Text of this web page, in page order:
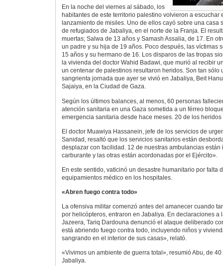
En la noche del viernes al sábado, los
habitantes de este territorio palestino volvieron a escuchar
lanzamiento de misiles. Uno de ellos cayó sobre una casa
de refugiados de Jabaliya, en el norte de la Franja. El
muertas; Salwa de 13 años y Samash Assalia, de 17. En
un padre y su hija de 19 años. Poco después, las víctimas
15 años y su hermano de 16. Los disparos de las tropas
la vivienda del doctor Wahid Badawi, que murió al recibir
un centenar de palestinos resultaron heridos. Son tan sólo
sangrienta jornada que ayer se vivió en Jabaliya, Beit
Sajaiya, en la Ciudad de Gaza.
Según los últimos balances, al menos, 60 personas
atención sanitaria en una Gaza sometida a un férreo
emergencia sanitaria desde hace meses. 20 de los
El doctor Muawiya Hassanein, jefe de los servicios de
Sanidad, resaltó que los servicios sanitarios están
desplazar con facilidad. 12 de nuestras ambulancias están
carburante y las otras están acordonadas por el Ejército».
En este sentido, vaticinó un desastre humanitario por falta
equipamientos médico en los hospitales.
«Abren fuego contra todo»
La ofensiva militar comenzó antes del amanecer cuando
por helicópteros, entraron en Jabaliya. En declaraciones a
Jazeera, Tariq Dardouna denunció el ataque deliberado
está abriendo fuego contra todo, incluyendo niños y
sangrando en el interior de sus casas», relató.
«Vivimos un ambiente de guerra total», resumió Abu, de
Jabaliya.